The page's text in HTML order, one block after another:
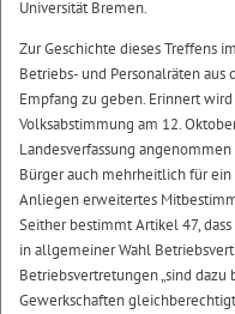
Universität Bremen.
Zur Geschichte dieses Treffens
Betriebs- und Personalräten
Empfang zu geben. Erinnert
Volksabstimmung am 12.
Landesverfassung
Bürger auch mehrheitlich für
Anliegen erweitertes
Seither bestimmt Artikel 47,
in allgemeiner Wahl
Betriebsvertretungen „sind
Gewerkschaften